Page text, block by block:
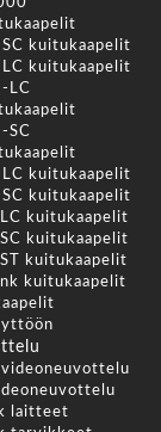
SC kuitukaapelit
LC kuitukaapelit
LC
SC
LC kuitukaapelit
SC kuitukaapelit
kuitukaapelit
kuitukaapelit
kuitukaapelit
kuitukaapelit
laitteet